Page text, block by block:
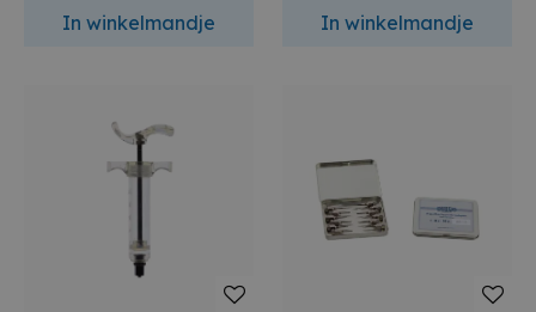
In winkelmandje In winkelmandje